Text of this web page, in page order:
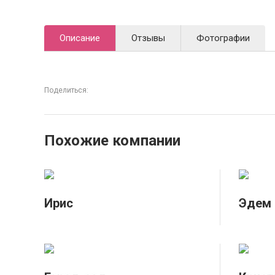
Описание Отзывы Фотографии
Поделиться:
Похожие компании
Ирис Эдем